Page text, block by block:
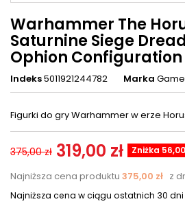
Warhammer The
Saturnine Siege
Ophion Configuration
Indeks5011921244782 Marka
Figurki do gry Warhammer w erze
375,00 zł 319,00 zł Zniżka 56,00
Najniższa cena produktu 375,00 zł z
Najniższa cena w ciągu ostatnich 30 dni